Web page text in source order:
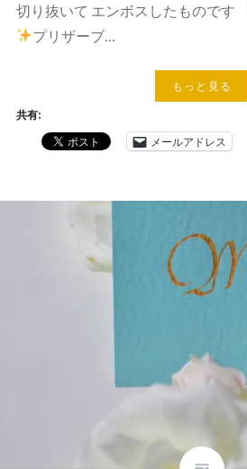
切り抜いて エンボスしたものです
プリザーブ…
もっと見る
共有:
メールアドレス